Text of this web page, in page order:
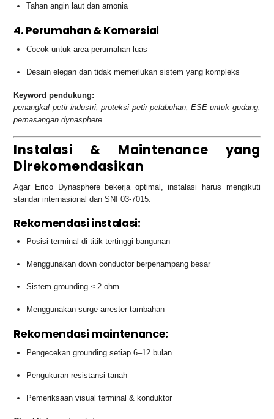
Tahan angin laut dan amonia
4. Perumahan & Komersial
Cocok untuk area perumahan luas
Desain elegan dan tidak memerlukan sistem yang kompleks
Keyword pendukung:
penangkal petir industri, proteksi petir pelabuhan, ESE untuk gudang,
pemasangan dynasphere.
Instalasi & Maintenance yang
Direkomendasikan
Agar Erico Dynasphere bekerja optimal, instalasi harus mengikuti
standar internasional dan SNI 03-7015.
Rekomendasi instalasi:
Posisi terminal di titik tertinggi bangunan
Menggunakan down conductor berpenampang besar
Sistem grounding ≤ 2 ohm
Menggunakan surge arrester tambahan
Rekomendasi maintenance:
Pengecekan grounding setiap 6–12 bulan
Pengukuran resistansi tanah
Pemeriksaan visual terminal & konduktor